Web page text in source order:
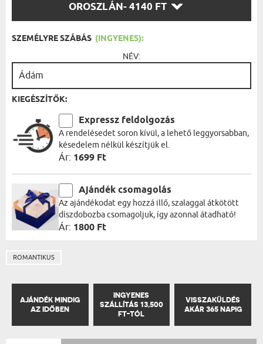
OROSZLÁN- 4140 FT
SZEMÉLYRE SZÁBÁS (INGYENES):
NÉV:
KIEGÉSZÍTŐK:
Expressz feldolgozás
A rendelésedet soron kívül, a lehető leggyorsabban,
késedelem nélkül készítjük el.
Ár: 1699 Ft
Ajándék csomagolás
Az ajándékodat egy hozzá illő, szalaggal átkötött
díszdobozba csomagoljuk, így azonnal átadható!
Ár: 1800 Ft
ROMANTIKUS
AJÁNDÉK MINDIG
AZ IDŐBEN
INGYENES
SZÁLLÍTÁS 13,500
FT-TÓL
VISSZAKÜLDÉS
AKÁR 365 NAPIG